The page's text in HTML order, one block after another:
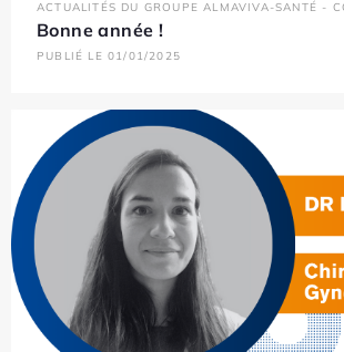
ACTUALITÉS DU GROUPE ALMAVIVA-SANTÉ -
Bonne année !
PUBLIÉ LE 01/01/2025